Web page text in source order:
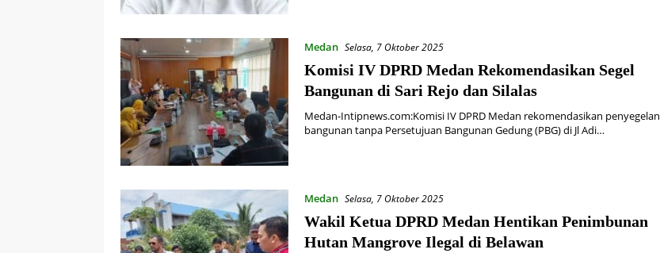
Medan Selasa, 7 Oktober 2025
Komisi IV DPRD Medan Rekomendasikan Segel
Bangunan di Sari Rejo dan Silalas
Medan-Intipnews.com:Komisi IV DPRD Medan rekomendasikan penyegelan
bangunan tanpa Persetujuan Bangunan Gedung (PBG) di Jl Adi…
Medan Selasa, 7 Oktober 2025
Wakil Ketua DPRD Medan Hentikan Penimbunan
Hutan Mangrove Ilegal di Belawan